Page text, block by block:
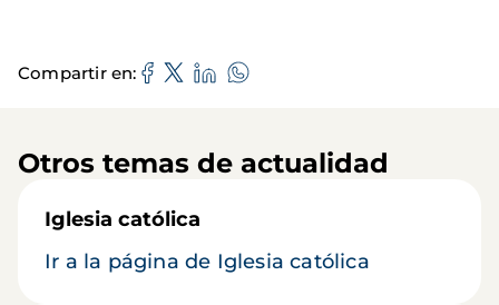
Compartir en
Otros temas de actualidad
Iglesia católica
Ir a la página de Iglesia católica